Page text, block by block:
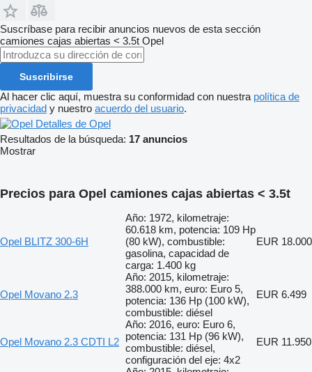
Suscríbase para recibir anuncios nuevos de esta sección
camiones cajas abiertas < 3.5t Opel
Suscribirse
Al hacer clic aquí, muestra su conformidad con nuestra política de
privacidad y nuestro acuerdo del usuario.
Detalles de Opel
Resultados de la búsqueda: 17 anuncios
Mostrar
Precios para Opel camiones cajas abiertas < 3.5t
Opel BLITZ 300-6H
Año: 1972, kilometraje:
60.618 km, potencia: 109 Hp
(80 kW), combustible:
gasolina, capacidad de
carga: 1.400 kg
EUR 18.000
Opel Movano 2.3
Año: 2015, kilometraje:
388.000 km, euro: Euro 5,
potencia: 136 Hp (100 kW),
combustible: diésel
EUR 6.499
Opel Movano 2.3 CDTI L2
Año: 2016, euro: Euro 6,
potencia: 131 Hp (96 kW),
combustible: diésel,
configuración del eje: 4x2
EUR 11.950